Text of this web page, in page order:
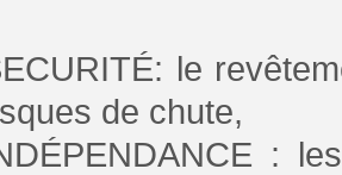
le
de chute,
: